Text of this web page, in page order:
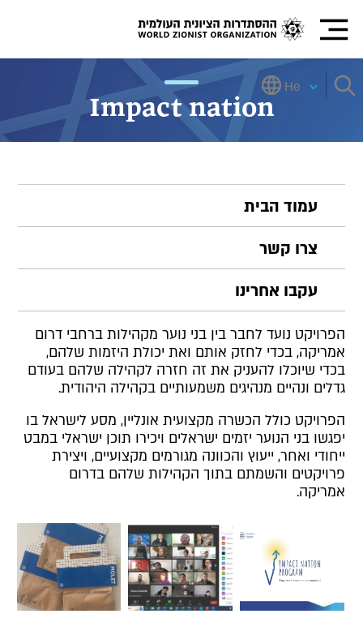
He
Impact nation
עמוד הבית
צרו קשר
עקבו אחרינו
הפרויקט נועד לחבר בין בני נוער מקהילות ברחבי דרום
אמריקה, בכדי לחזק אותם ואת יכולת היזמות שלהם,
בכדי שיוכלו להעניק את זה חזרה לקהילה שלהם בעודם
גדלים ונהיים מנהיגים משמעותיים בקהילה היהודית.
הפרויקט כולל הכשרה מקצועית אונליין, מסע לישראל בו
יפגשו בני הנוער יזמים ישראלים ויכירו תוכן ישראלי במבט
ייחודי ואחר, ייעוץ והכוונה מגורמים מקצועיים, ויצירת
פרויקטים והשמתם בתוך הקהילות שלהם בדרום
אמריקה.